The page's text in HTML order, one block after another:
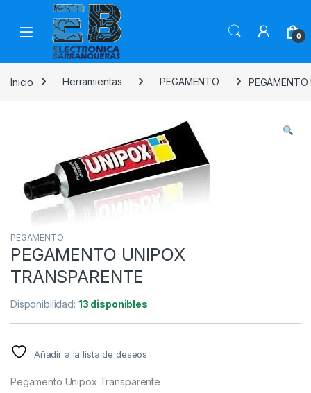
0
Inicio Herramientas PEGAMENTO
PEGAMENTO
PEGAMENTO UNIPOX
TRANSPARENTE
Disponibilidad: 13 disponibles
Añadir a la lista de deseos
Pegamento Unipox Transparente